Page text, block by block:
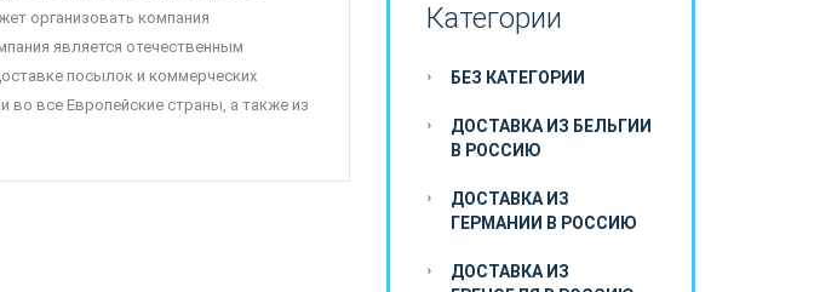
организовать компания
является отечественным
посылок и коммерческих
во все Европейские страны, а также из
Категории
БЕЗ КАТЕГОРИИ
ДОСТАВКА ИЗ БЕЛЬГИИ
В РОССИЮ
ДОСТАВКА ИЗ
ГЕРМАНИИ В РОССИЮ
ДОСТАВКА ИЗ